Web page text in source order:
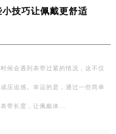
技巧让佩戴更舒适
候会遇到表带过紧的情况，这不仅
压迫感。幸运的是，通过一些简单
带长度，让佩戴体…